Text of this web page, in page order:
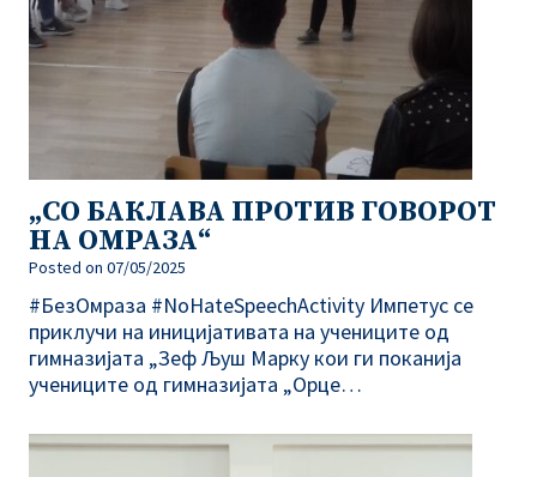
„СО БАКЛАВА ПРОТИВ ГОВОРОТ
НА ОМРАЗА“
Posted on 07/05/2025
#БезОмраза #NoHateSpeechActivity Импетус се
приклучи на иницијативата на учениците од
гимназијата „Зеф Љуш Марку кои ги поканија
учениците од гимназијата „Орце…